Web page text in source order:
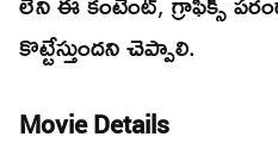
కొట్టేస్తుందని చెప్పాలి.
Movie Details